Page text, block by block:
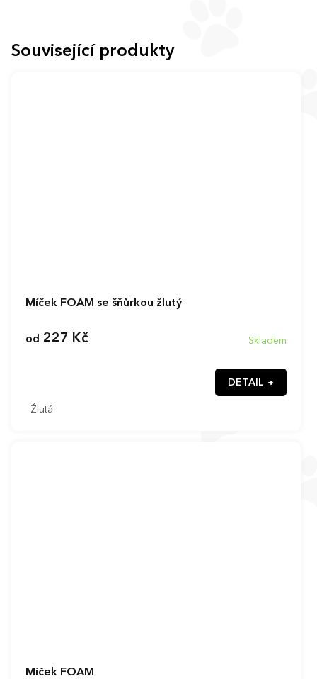
Související produkty
Míček FOAM se šňůrkou žlutý
Skladem
od 227 Kč
DETAIL
Žlutá
Míček FOAM